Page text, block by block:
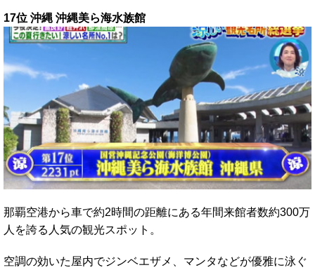
17位 沖縄 沖縄美ら海水族館
那覇空港から車で約2時間の距離にある年間来館者数約300万
人を誇る人気の観光スポット。
空調の効いた屋内でジンベエザメ、マンタなどが優雅に泳ぐ